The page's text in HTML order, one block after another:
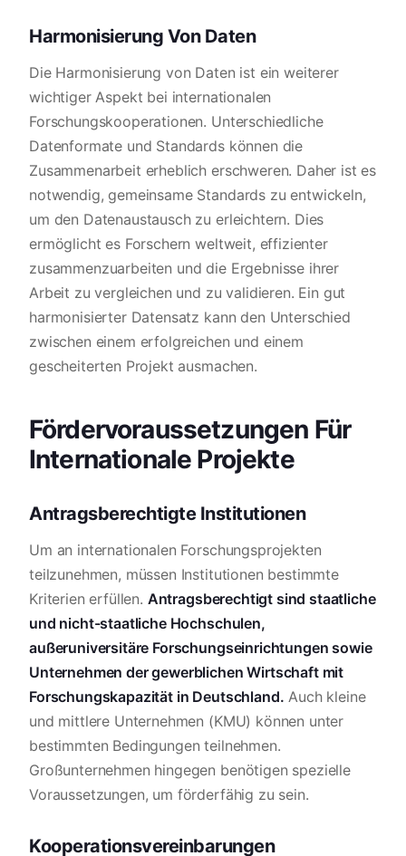
Harmonisierung Von Daten
Die Harmonisierung von Daten ist ein weiterer
wichtiger Aspekt bei internationalen
Forschungskooperationen. Unterschiedliche
Datenformate und Standards können die
Zusammenarbeit erheblich erschweren. Daher ist es
notwendig, gemeinsame Standards zu entwickeln,
um den Datenaustausch zu erleichtern. Dies
ermöglicht es Forschern weltweit, effizienter
zusammenzuarbeiten und die Ergebnisse ihrer
Arbeit zu vergleichen und zu validieren. Ein gut
harmonisierter Datensatz kann den Unterschied
zwischen einem erfolgreichen und einem
gescheiterten Projekt ausmachen.
Fördervoraussetzungen Für
Internationale Projekte
Antragsberechtigte Institutionen
Um an internationalen Forschungsprojekten
teilzunehmen, müssen Institutionen bestimmte
Kriterien erfüllen. Antragsberechtigt sind staatliche
und nicht-staatliche Hochschulen,
außeruniversitäre Forschungseinrichtungen sowie
Unternehmen der gewerblichen Wirtschaft mit
Forschungskapazität in Deutschland. Auch kleine
und mittlere Unternehmen (KMU) können unter
bestimmten Bedingungen teilnehmen.
Großunternehmen hingegen benötigen spezielle
Voraussetzungen, um förderfähig zu sein.
Kooperationsvereinbarungen